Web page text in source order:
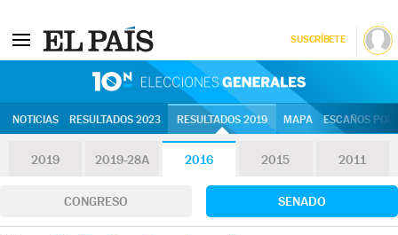
SUSCRÍBETE
NOTICIAS RESULTADOS 2023 RESULTADOS 2019 MAPA ESCAÑOS
2019 2019-28A 2016 2015 2011
CONGRESO SENADO